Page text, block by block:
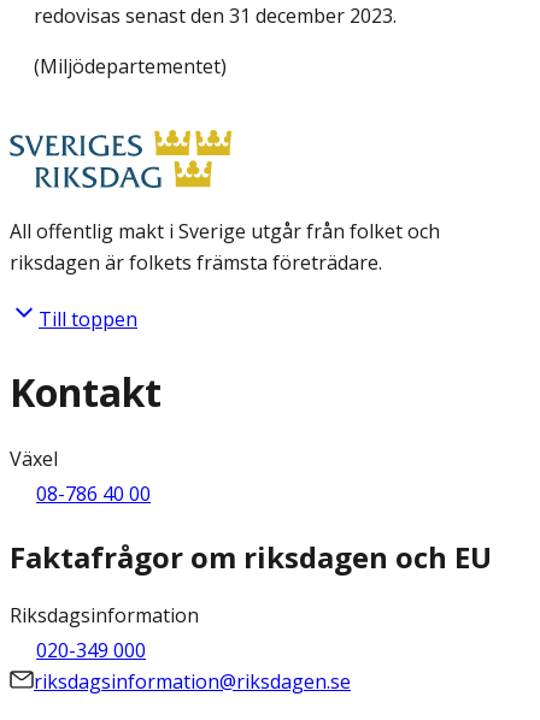
redovisas senast den 31 december 2023.
(Miljödepartementet)
All offentlig makt i Sverige utgår från folket och
riksdagen är folkets främsta företrädare.
Till toppen
Kontakt
Växel
08-786 40 00
Faktafrågor om riksdagen och EU
Riksdagsinformation
020-349 000
riksdagsinformation@riksdagen.se